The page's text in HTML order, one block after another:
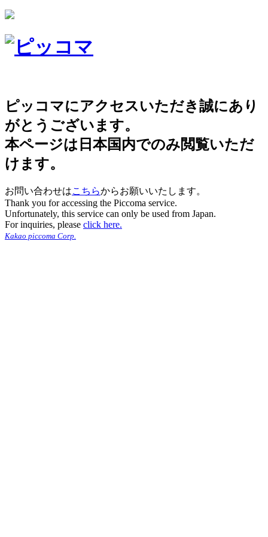
ピッコマにアクセスいただき誠にあり
がとうございます。
本ページは日本国内でのみ閲覧いただ
けます。
お問い合わせはこちらからお願いいたします。
Thank you for accessing the Piccoma service.
Unfortunately, this service can only be used from Japan.
For inquiries, please click here.
Kakao piccoma Corp.